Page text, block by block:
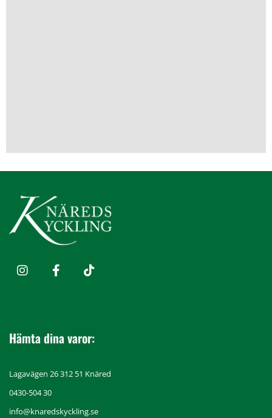
Hämta dina varor:
Lagavägen 26 312 51 Knäred
0430-504 30
info@knaredskyckling.se